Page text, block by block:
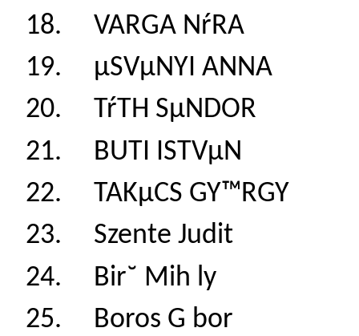
18. VARGA
19. µSVµNYI
20. TŕTH
21. BUTI
22. TAKµCS
23. Szente Judit
24. Bir˘ Mih ly
25. Boros G bor